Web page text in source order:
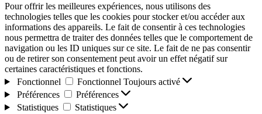
Pour offrir les meilleures expériences, nous utilisons des
technologies telles que les cookies pour stocker et/ou accéder aux
informations des appareils. Le fait de consentir à ces technologies
nous permettra de traiter des données telles que le comportement de
navigation ou les ID uniques sur ce site. Le fait de ne pas consentir
ou de retirer son consentement peut avoir un effet négatif sur
certaines caractéristiques et fonctions.
Fonctionnel
Fonctionnel Toujours activé
Préférences
Préférences
Statistiques
Statistiques